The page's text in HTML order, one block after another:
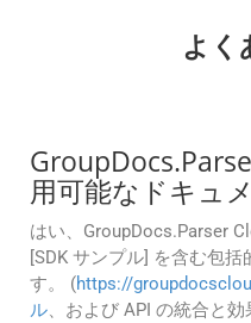
よく
用可能なドキュ
はい、GroupDocs.Parser
[SDK サンプル] を含む包括
す。 (https://
ル、および API の統合と